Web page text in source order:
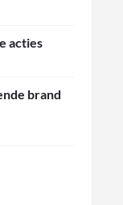
acties
brand